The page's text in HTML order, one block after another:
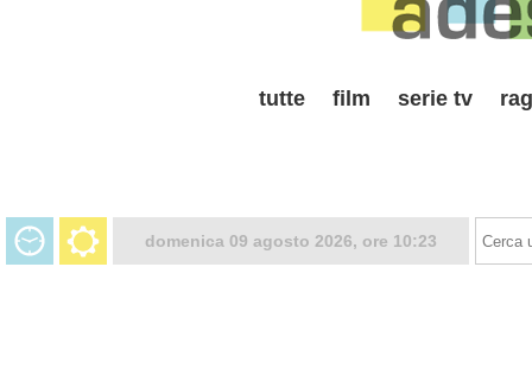
tutte film serie tv
domenica 09 agosto 2026, ore 10:23